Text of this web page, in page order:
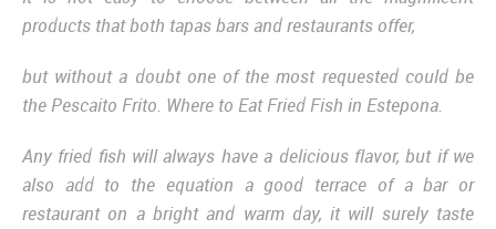
products that both tapas bars and restaurants offer,
but without a doubt one of the most requested could be
the Pescaito Frito. Where to Eat Fried Fish in Estepona.
Any fried fish will always have a delicious flavor, but if we
also add to the equation a good terrace of a bar or
restaurant on a bright and warm day, it will surely taste